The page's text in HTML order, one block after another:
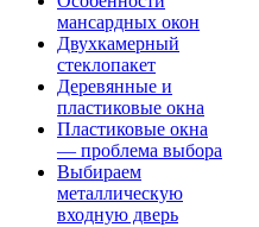
мансардных окон
Двухкамерный
стеклопакет
Деревянные и
пластиковые окна
Пластиковые окна
— проблема выбора
Выбираем
металлическую
входную дверь